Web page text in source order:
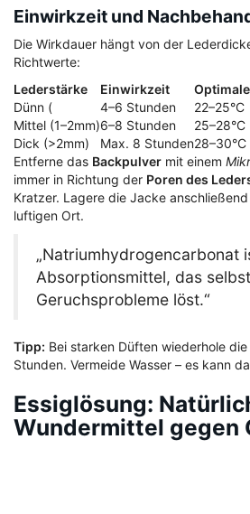
Einwirkzeit und
Die Wirkdauer hängt von der
Richtwerte:
Lederstärke
Einwirkzeit
Dünn (
4–6 Stunden
22–25°C
Mittel (1–2mm)6–8 Stunden
25–28°C
Dick (>2mm)
Max. 8 Stunden28–30°C
Entferne das Backpulver mit einem
immer in Richtung der Poren des
Kratzer. Lagere die Jacke
luftigen Ort.
„Natriumhydrogencarbonat
Absorptionsmittel, das
Geruchsprobleme löst.“
Tipp: Bei starken Düften wiederhole die
Stunden. Vermeide Wasser – es kann
Essiglösung:
Wundermittel gegen